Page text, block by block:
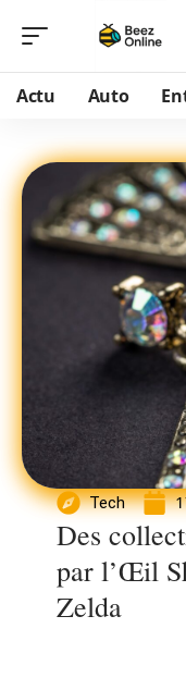
Actu Auto
Tech
Des
par l’Œil
Zelda